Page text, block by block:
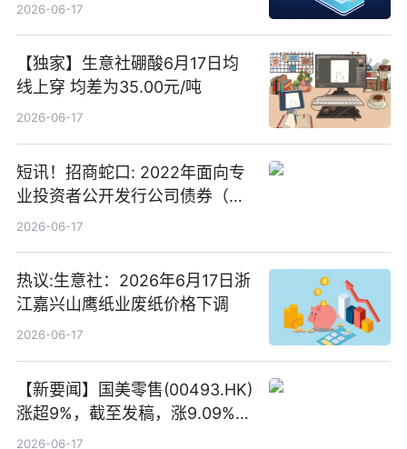
2026-06-17
【独家】生意社硼酸6月17日均
线上穿 均差为35.00元/吨
2026-06-17
短讯！招商蛇口: 2022年面向专
业投资者公开发行公司债券（第
二期）（品种二）2026年付息公
2026-06-17
热议:生意社：2026年6月17日浙
江嘉兴山鹰纸业废纸价格下调
2026-06-17
【新要闻】国美零售(00493.HK)
涨超9%，截至发稿，涨9.09%，
报0.012港元，成交额37.26万港
2026-06-17